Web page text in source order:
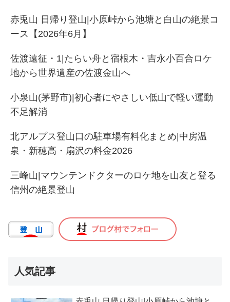
赤兎山 日帰り登山|小原峠から池塘と白山の絶景コ
ース【2026年6月】
佐渡遠征・1|たらい舟と宿根木・吉永小百合ロケ
地から世界遺産の佐渡金山へ
小泉山(茅野市)|初心者にやさしい低山で軽い運動
不足解消
北アルプス登山口の駐車場有料化まとめ|中房温
泉・新穂高・扇沢の料金2026
三峰山|マウンテンドクターのロケ地を山友と登る
信州の絶景登山
人気記事